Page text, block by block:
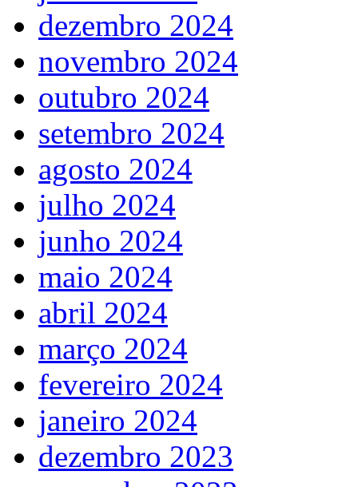
dezembro 2024
novembro 2024
outubro 2024
setembro 2024
agosto 2024
julho 2024
junho 2024
maio 2024
abril 2024
março 2024
fevereiro 2024
janeiro 2024
dezembro 2023